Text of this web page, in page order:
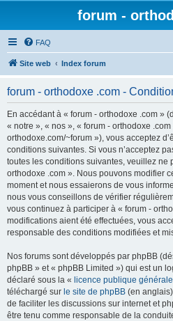
forum -
FAQ
Site web Index forum
forum - orthodoxe .com -
En accédant à « forum - orthodoxe .com »
« notre », « nos », « forum - orthodoxe
orthodoxe.com/~forum »), vous acceptez
conditions suivantes. Si vous n’acceptez
toutes les conditions suivantes, veuillez ne
orthodoxe .com ». Nous pouvons modifier
moment et nous essaierons de vous
nous vous conseillons de vérifier
vous continuez à participer à « forum -
modifications aient été effectuées, vous
responsable des conditions modifiées et
Nos forums sont développés par phpBB
phpBB » et « phpBB Limited ») qui est un
déclaré sous la « licence publique
téléchargé sur le site de phpBB (en
de faciliter les discussions sur internet et
être tenu comme responsable de la